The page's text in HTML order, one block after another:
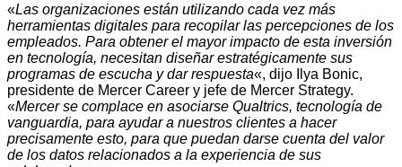
«Las organizaciones están utilizando cada vez más
herramientas digitales para recopilar las percepciones de los
empleados. Para obtener el mayor impacto de esta inversión
en tecnología, necesitan diseñar estratégicamente sus
programas de escucha y dar respuesta«, dijo Ilya Bonic,
presidente de Mercer Career y jefe de Mercer Strategy.
«Mercer se complace en asociarse Qualtrics, tecnología de
vanguardia, para ayudar a nuestros clientes a hacer
precisamente esto, para que puedan darse cuenta del valor
de los datos relacionados a la experiencia de sus